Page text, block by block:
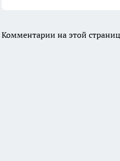
Комментарии на этой